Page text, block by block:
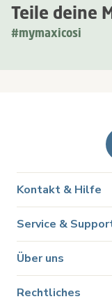
Teile deine
#mymaxicosi
Kontakt & Hilfe
Service &
Über uns
Rechtliches